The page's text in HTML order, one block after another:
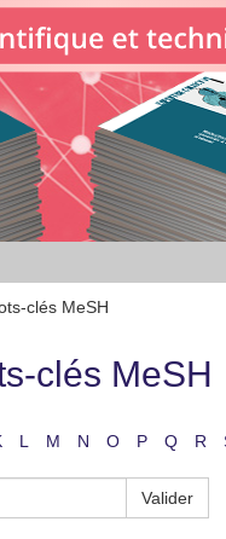
clés MeSH
clés MeSH
L M N O P Q R
Valider